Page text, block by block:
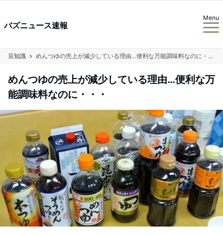
バズニュース速報
Menu
豆知識 めんつゆの売上が減少している理由…便利な万能調味料なのに・・・
めんつゆの売上が減少している理由…便利な万
能調味料なのに・・・